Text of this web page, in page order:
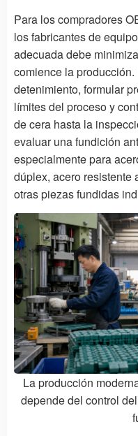
Para los compradores
los fabricantes de
adecuada debe
comience la
detenimiento, formular
límites del proceso y
de cera hasta la
evaluar una fundición
especialmente para
dúplex, acero resistente
otras piezas fundidas
La producción
depende del control